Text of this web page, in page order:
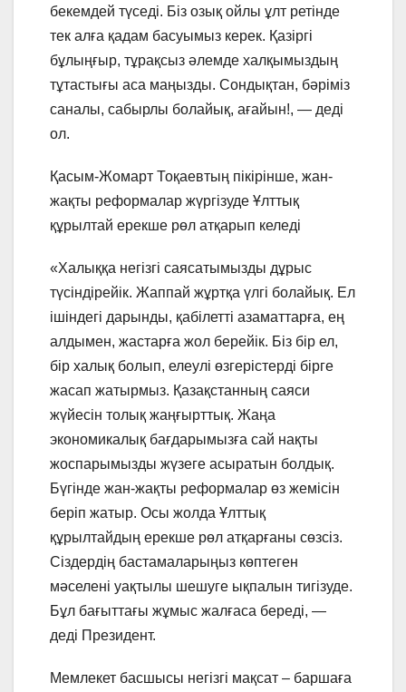
бекемдей түседі. Біз озық ойлы ұлт ретінде
тек алға қадам басуымыз керек. Қазіргі
бұлыңғыр, тұрақсыз әлемде халқымыздың
тұтастығы аса маңызды. Сондықтан, бәріміз
саналы, сабырлы болайық, ағайын!, — деді
ол.
Қасым-Жомарт Тоқаевтың пікірінше, жан-
жақты реформалар жүргізуде Ұлттық
құрылтай ерекше рөл атқарып келеді
«Халыққа негізгі саясатымызды дұрыс
түсіндірейік. Жаппай жұртқа үлгі болайық. Ел
ішіндегі дарынды, қабілетті азаматтарға, ең
алдымен, жастарға жол берейік. Біз бір ел,
бір халық болып, елеулі өзгерістерді бірге
жасап жатырмыз. Қазақстанның саяси
жүйесін толық жаңғырттық. Жаңа
экономикалық бағдарымызға сай нақты
жоспарымызды жүзеге асыратын болдық.
Бүгінде жан-жақты реформалар өз жемісін
беріп жатыр. Осы жолда Ұлттық
құрылтайдың ерекше рөл атқарғаны сөзсіз.
Сіздердің бастамаларыңыз көптеген
мәселені уақтылы шешуге ықпалын тигізуде.
Бұл бағыттағы жұмыс жалғаса береді, —
деді Президент.
Мемлекет басшысы негізгі мақсат – баршаға